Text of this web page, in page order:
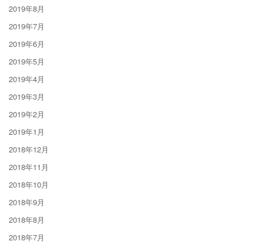
2019年8月
2019年7月
2019年6月
2019年5月
2019年4月
2019年3月
2019年2月
2019年1月
2018年12月
2018年11月
2018年10月
2018年9月
2018年8月
2018年7月